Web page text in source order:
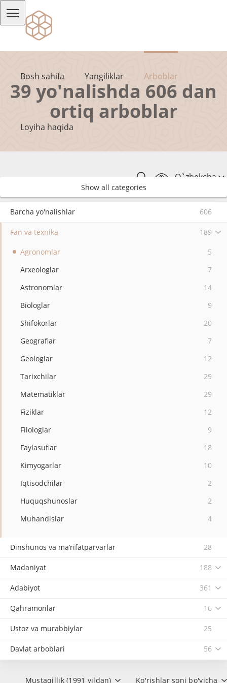
Bosh sahifa Yangiliklar Arboblar
Loyiha haqida
O`zbekcha
39 yo'nalishda 606 dan
ortiq arboblar
Show all categories
Barcha yo'nalishlar 606
Fan va texnika 189
Agronomlar
5
Arxeologlar
7
Astronomlar
14
Biologlar
9
Shifokorlar
20
Geograflar
7
Geologlar
12
Tarixchilar
29
Matematiklar
29
Fiziklar
12
Filologlar
9
Faylasuflar
18
Kimyogarlar
10
Iqtisodchilar
2
Huquqshunoslar
2
Muhandislar
4
Dinshunos va ma’rifatparvarlar 28
Madaniyat 188
Adabiyot 361
Qahramonlar 16
Ustoz va murabbiylar 25
Davlat arboblari 56
Ko'rishlar soni bo'yicha
Mustaqillik (1991 yildan)